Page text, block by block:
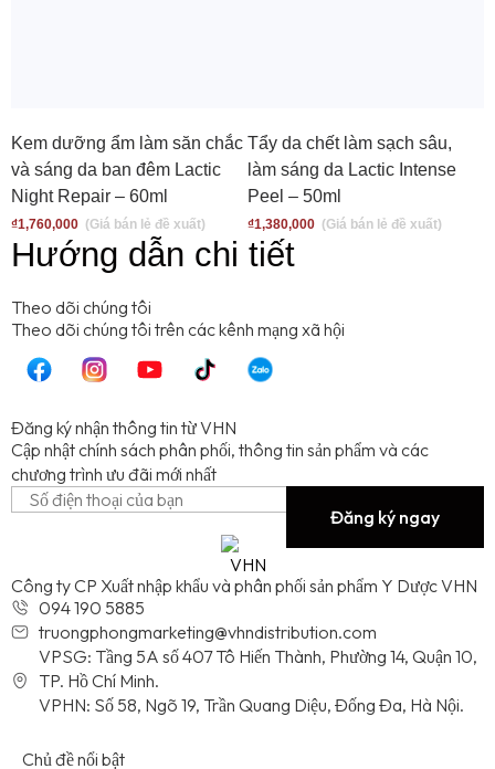
Kem dưỡng ẩm làm săn chắc
và sáng da ban đêm Lactic
Night Repair – 60ml
₫1,760,000
Tẩy da chết làm sạch sâu,
làm sáng da Lactic Intense
Peel – 50ml
₫1,380,000
Hướng dẫn chi tiết
Theo dõi chúng tôi
Theo dõi chúng tôi trên các kênh mạng xã hội
Đăng ký nhận thông tin từ VHN
Cập nhật chính sách phân phối, thông tin sản phẩm và các
chương trình ưu đãi mới nhất
Đăng ký ngay
Công ty CP Xuất nhập khẩu và phân phối sản phẩm Y Dược VHN
094 190 5885
truongphongmarketing@vhndistribution.com
VPSG: Tầng 5A số 407 Tô Hiến Thành, Phường 14, Quận 10,
TP. Hồ Chí Minh.
VPHN: Số 58, Ngõ 19, Trần Quang Diệu, Đống Đa, Hà Nội.
Chủ đề nổi bật